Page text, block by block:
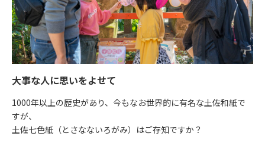
大事な人に思いをよせて
1000年以上の歴史があり、今もなお世界的に有名な土佐和紙で
すが、
土佐七色紙（とさなないろがみ）はご存知ですか？